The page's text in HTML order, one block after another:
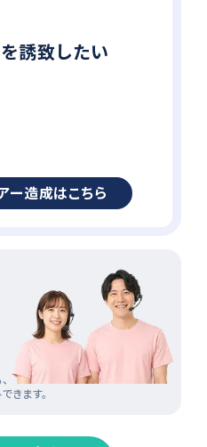
誘致したい
ー造成はこちら
きます。